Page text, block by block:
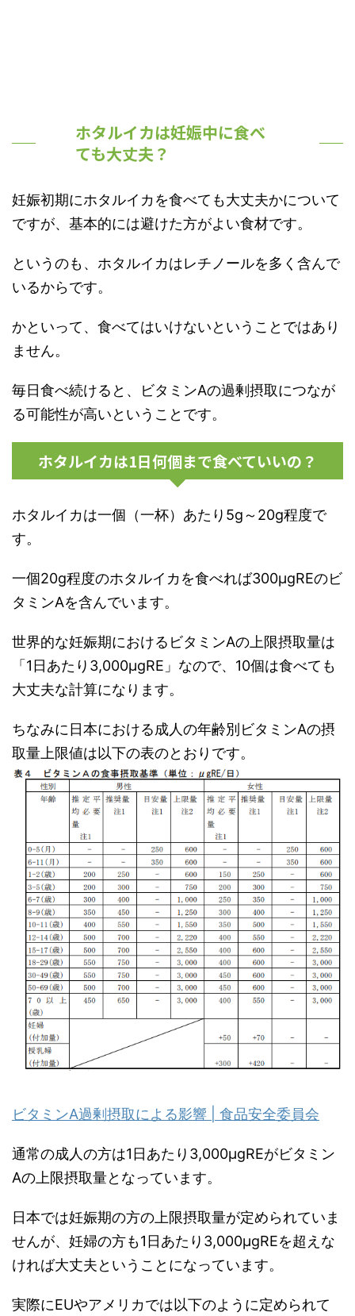
ホタルイカは妊娠中に食べ
ても大丈夫？
妊娠初期にホタルイカを食べても大丈夫かについて
ですが、 基本的には避けた方がよい食材です。
というのも、ホタルイカはレチノールを多く含んで
いるからです。
かといって、 食べてはいけないということではあり
ません。
毎日食べ続けると、ビタミンAの過剰摂取につなが
る可能性が高いということです。
ホタルイカは1日何個まで食べていいの？
ホタルイカは一個（一杯）あたり5g～20g程度で
す。
一個20g程度のホタルイカを食べれば300μgREのビ
タミンAを含んでいます。
世界的な妊娠期におけるビタミンAの上限摂取量は
「1日あたり3,000μgRE」なので、10個は食べても
大丈夫な計算になります。
ちなみに日本における成人の年齢別ビタミンAの摂
取量上限値は以下の表のとおりです。
ビタミンA過剰摂取による影響 | 食品安全委員会
通常の成人の方は1日あたり3,000μgREがビタミン
Aの上限摂取量となっています。
日本では妊娠期の方の上限摂取量が定められていま
せんが、妊婦の方も1日あたり3,000μgREを超えな
ければ大丈夫ということになっています。
実際にEUやアメリカでは以下のように定められて